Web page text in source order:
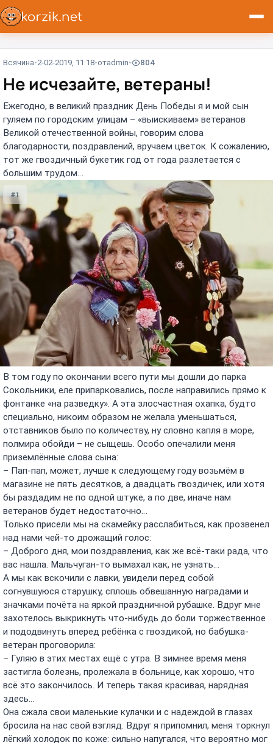
Всячина 2-02-2019, 11:18 отadmin 804
Не исчезайте, ветераны!
Ежегодно, в великий праздник День Победы я и мой сын
гуляем по городским улицам – «выискиваем» ветеранов
Великой отечественной войны, говорим слова
благодарности, поздравлений, вручаем цветок. К сожалению,
тот же гвоздичный букетик год от года разлетается с
большим трудом…
#1
В том году по окончании всего пути мы дошли до парка
Сокольники, еле припарковались, после направились прямо к
фонтанке «на разведку». А эта злосчастная охапка, будто
специально, никоим образом не желала уменьшаться,
отставников было по количеству, ну словно капля в море,
полмира обойди – не сыщешь. Особо опечалили меня
приземлённые слова сына:
– Пап-пап, может, лучше к следующему году возьмём в
магазине не пять десятков, а двадцать гвоздичек, или хотя
бы раздадим не по одной штуке, а по две, иначе нам
ветеранов будет недостаточно…
Только присели мы на скамейку расслабиться, как прозвенел
над нами чей-то дрожащий голос:
– Доброго дня, мои поздравления, как же всё-таки рада, что
вас нашла. Мальчуган-то вымахал как, не узнать…
А мы как вскочили с лавки, увидели перед собой
согнувшуюся старушку, сплошь обвешанную наградами и
значками почёта на яркой праздничной рубашке. Вдруг мне
захотелось выкрикнуть что-нибудь до боли торжественное
и пододвинуть вперед ребёнка с гвоздикой, но бабушка-
ветеран проговорила:
– Гуляю в этих местах ещё с утра. В зимнее время меня
застигла болезнь, пролежала в больнице, как хорошо, что
всё это закончилось. И теперь такая красивая, нарядная
здесь…
Она сжала свои маленькие кулачки и с надеждой в глазах
бросила на нас свой взгляд. Вдруг я припомнил, меня торкнул
лёгкий холодок по коже: сильно напугался, что вероятно мог